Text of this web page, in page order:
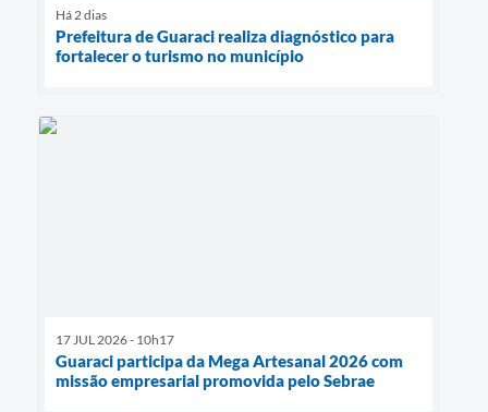
Há 2 dias
Prefeitura de Guaraci realiza diagnóstico para
fortalecer o turismo no município
17 JUL 2026 - 10h17
Guaraci participa da Mega Artesanal 2026 com
missão empresarial promovida pelo Sebrae